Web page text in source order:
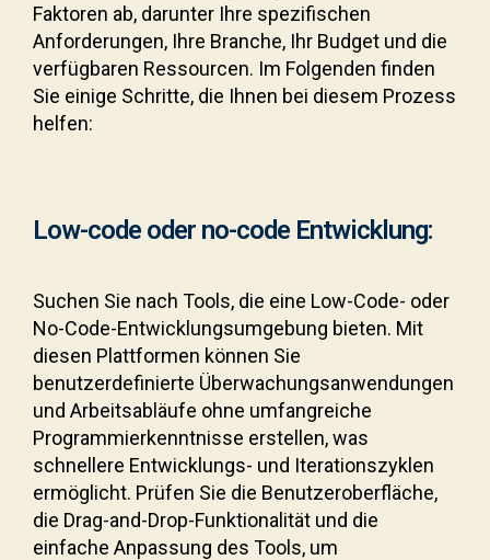
Faktoren ab, darunter Ihre spezifischen
Anforderungen, Ihre Branche, Ihr Budget und die
verfügbaren Ressourcen. Im Folgenden finden
Sie einige Schritte, die Ihnen bei diesem Prozess
helfen:
Low-code oder no-code Entwicklung:
Suchen Sie nach Tools, die eine Low-Code- oder
No-Code-Entwicklungsumgebung bieten. Mit
diesen Plattformen können Sie
benutzerdefinierte Überwachungsanwendungen
und Arbeitsabläufe ohne umfangreiche
Programmierkenntnisse erstellen, was
schnellere Entwicklungs- und Iterationszyklen
ermöglicht. Prüfen Sie die Benutzeroberfläche,
die Drag-and-Drop-Funktionalität und die
einfache Anpassung des Tools, um